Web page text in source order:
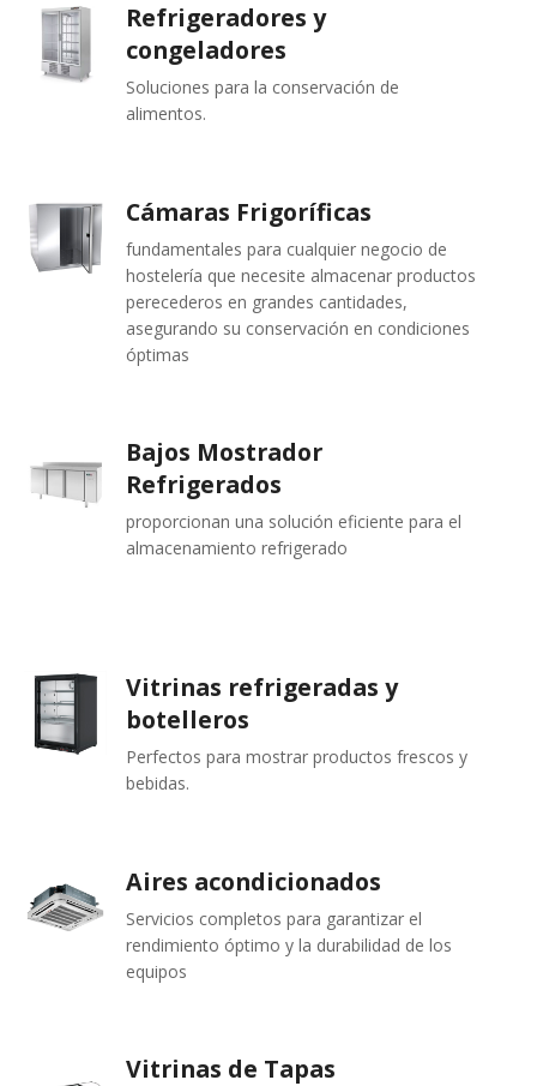
Refrigeradores y
congeladores
Soluciones para la conservación de
alimentos.
Cámaras Frigoríficas
fundamentales para cualquier negocio de
hostelería que necesite almacenar productos
perecederos en grandes cantidades,
asegurando su conservación en condiciones
óptimas
Bajos Mostrador
Refrigerados
proporcionan una solución eficiente para el
almacenamiento refrigerado
Vitrinas refrigeradas y
botelleros
Perfectos para mostrar productos frescos y
bebidas.
Aires acondicionados
Servicios completos para garantizar el
rendimiento óptimo y la durabilidad de los
equipos
Vitrinas de Tapas